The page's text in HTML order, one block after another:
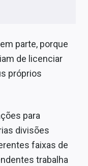
parte, porque
de licenciar
próprios
para
divisões
faixas de
trabalha